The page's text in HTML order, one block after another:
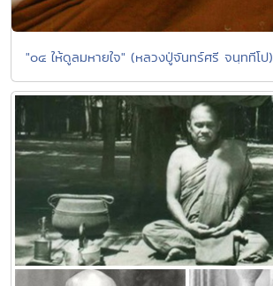
"๐๔ ให้ดูลมหายใจ" (หลวงปู่จันทร์ศรี จนฺททีโป)